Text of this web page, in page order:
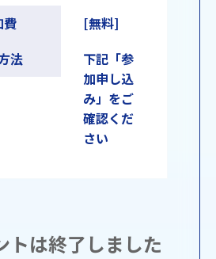
費
[無料]
法
下記「参
加申し込
み」をご
確認くだ
さい
トは終了しました